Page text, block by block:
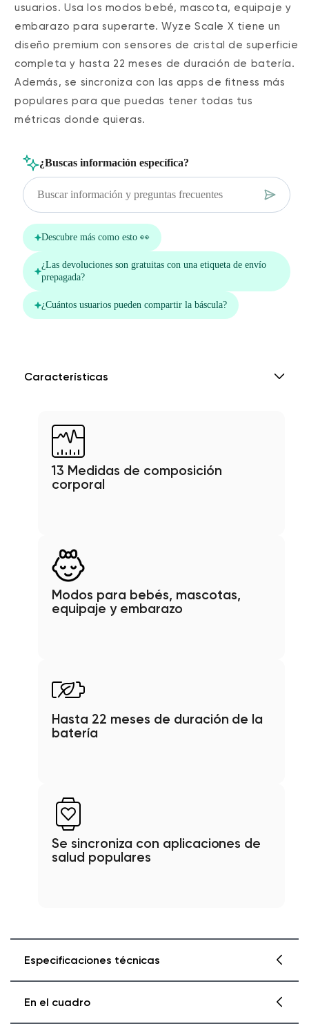
usuarios. Usa los modos bebé, mascota, equipaje y
embarazo para superarte. Wyze Scale X tiene un
diseño premium con sensores de cristal de superficie
completa y hasta 22 meses de duración de batería.
Además, se sincroniza con las apps de fitness más
populares para que puedas tener todas tus
métricas donde quieras.
Características
13 Medidas de composición
corporal
Modos para bebés, mascotas,
equipaje y embarazo
Hasta 22 meses de duración de la
batería
Se sincroniza con aplicaciones de
salud populares
Especificaciones técnicas
En el cuadro